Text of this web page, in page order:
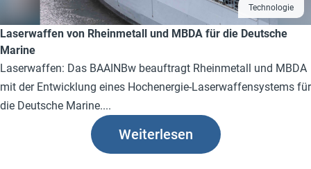
Technologie
Laserwaffen von Rheinmetall und MBDA für die Deutsche
Marine
Laserwaffen: Das BAAINBw beauftragt Rheinmetall und MBDA
mit der Entwicklung eines Hochenergie-Laserwaffensystems für
die Deutsche Marine....
Weiterlesen